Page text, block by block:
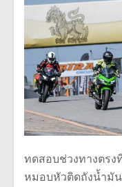
ทดสอบช่วงทางตรง
หมอบหัวติดถังน้ำมั